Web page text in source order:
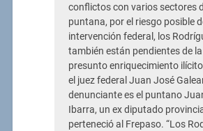
conflictos con varios sectores
puntana, por el riesgo posible
intervención federal, los
también están pendientes de
presunto enriquecimiento
el juez federal Juan José
denunciante es el puntano
Ibarra, un ex diputado
perteneció al Frepaso. “Los